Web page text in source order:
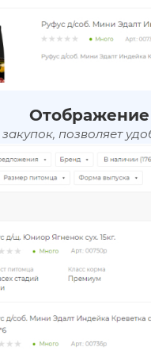
Отображение
позволяет